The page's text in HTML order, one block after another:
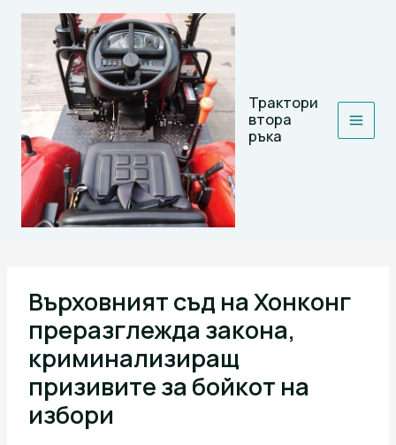
Skip
Трактори
втора
ръка
Върховният съд на Хонконг
преразглежда закона,
криминализиращ
призивите за бойкот на
избори